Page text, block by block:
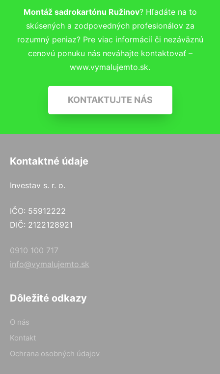
Montáž sadrokartónu Ružinov? Hľadáte na to
skúsených a zodpovedných profesionálov za
rozumný peniaz? Pre viac informácií či nezáväznú
cenovú ponuku nás neváhajte kontaktovať –
www.vymalujemto.sk.
KONTAKTUJTE NÁS
Kontaktné údaje
Investav s. r. o.
IČO: 55912222
DIČ: 2122128921
0910 100 717
info@vymalujemto.sk
Dôležité odkazy
O nás
Kontakt
Ochrana osobných údajov